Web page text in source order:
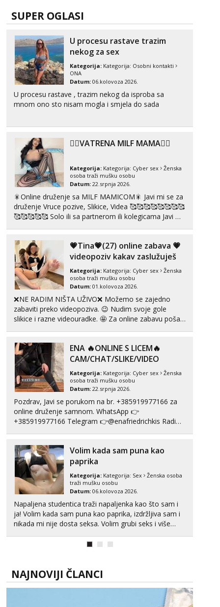
Alisa
Tel: 064/677-677- Kod: #106
tel:0,93€ - mob:1,12€ min
Obavijesti me kada se oslobodi
Vanesa
Čekam tvoj poziv!
064/677-677
- Kod: #74
tel:0,93€ - mob:1,12€ min
Lili
Tel:
Ivančica
Čekam tvoj poziv!
Tel: 064/677-677
- Kod: #108
tel:0,93€ - mob:1,12€ min
Anita
064/677-677- Kod: #87
tel:0,93€ - mob:1,12€ min
Zara
Čekam tvoj poziv!
Tel:064/677-677
- Kod: #123
tel:0,93€ - mob:1,12€ min
Čekam tvoj poziv!
Tel: 064/677-677 - Kod: #142
tel:0,93€ - mob:1,12€ min
Mira
Tel:064/677-677- Kod: #72
tel:0,93€ - mob:1,12€ min
Razgovaram :)
Tel: 064/677-677
tel:0,93€ - mob:1,12€ min
Obavijesti me kada se oslobodi
Razgovaram :)
Tel:064/677-677 - Kod: #69
tel:0,93€ - mob:1,12€ min
Obavijesti me kada se oslobodi
Tel: 064/677-677
tel:0,93€ - mob:1,12€ min
SUPER OGLASI
U procesu rastave trazim
nekog za sex
Kategorija: Kategorija: Osobni kontakti
ONA
Datum: 06.kolovoza 2026.
U procesu rastave , trazim nekog da isproba sa
mnom ono sto nisam mogla i smjela do sada
❤️‍🔥VATRENA MILF MAMA❤️‍🔥
Kategorija: Kategorija: Cyber sex
Ženska
osoba traži mušku osobu
Datum: 22.srpnja 2026.
🎇Online druženje sa MILF MAMICOM🎇 Javi mi se za
druženje Vruce pozive, Slikice, Videa 🥰🥰🥰🥰🥰🥰🥰🥰
🥰🥰🥰🥰🥰 Solo ili sa partnerom ili kolegicama Javi mi
RADIM SASTANKE I DRUZENJA UZIVO🤬...
💗Tina💗(27) online zabava 💗
videopoziv kakav zaslužuješ
Kategorija: Kategorija: Cyber sex
Ženska
osoba traži mušku osobu
Datum: 01.kolovoza 2026.
❌NE RADIM NIŠTA UŽIVO❌ Možemo se zajedno
zabaviti preko videopoziva. 😉 Nudim svoje gole
slikice i razne videouradke. 🤩 Za online zabavu pošalji
vidjeti na videopozivu. 😉 S vama sam vec 5 ...
ENA 🔥ONLINE S LICEM🔥
CAM/CHAT/SLIKE/VIDEO
Kategorija: Kategorija: Cyber sex
Ženska
osoba traži mušku osobu
Datum: 22.srpnja 2026.
Pozdrav, Javi se porukom na br. +385919977166 za
online druženje samnom. WhatsApp 👉
+385919977166 Telegram 👉@enafriedrichkis Radim
štikle, samostojeće itd. Nudim svakakva videa seksa,
puš...
Volim kada sam puna kao
paprika
Kategorija: Kategorija: Sex
Ženska osoba
traži mušku osobu
Datum: 06.kolovoza 2026.
Napaljena studentica traži napaljenka kao što sam i
ja! Volim kada sam puna kao paprika, izdržljiva sam i
nikada mi nije dosta seksa. Volim grubi seks i više
NAJNOVIJI ČLANCI